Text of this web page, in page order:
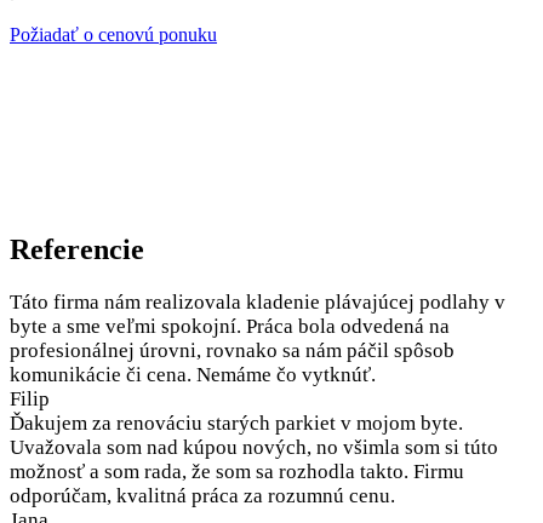
Požiadať o cenovú ponuku
Referencie
Táto firma nám realizovala kladenie plávajúcej podlahy v
byte a sme veľmi spokojní. Práca bola odvedená na
profesionálnej úrovni, rovnako sa nám páčil spôsob
komunikácie či cena. Nemáme čo vytknúť.
Filip
Ďakujem za renováciu starých parkiet v mojom byte.
Uvažovala som nad kúpou nových, no všimla som si túto
možnosť a som rada, že som sa rozhodla takto. Firmu
odporúčam, kvalitná práca za rozumnú cenu.